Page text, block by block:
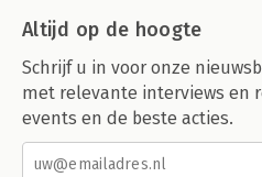
Altijd op de hoogte
Schrijf u in voor onze
met relevante interviews en
events en de beste acties.